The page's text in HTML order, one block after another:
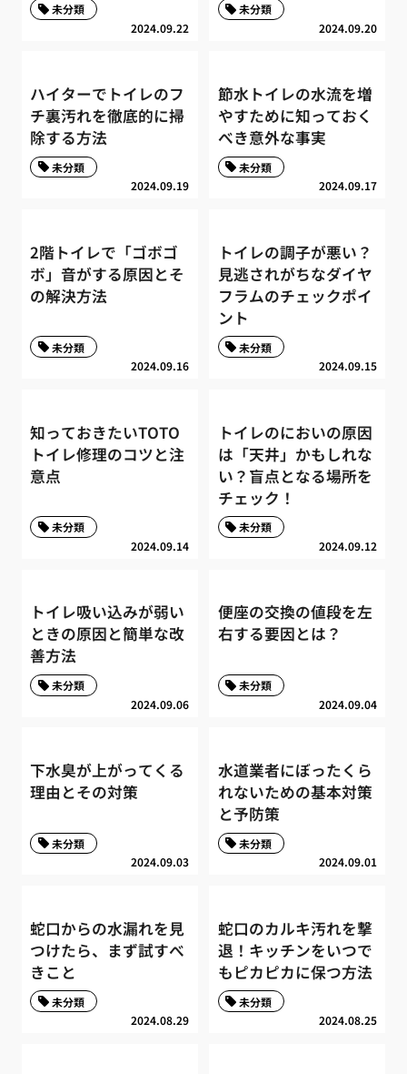
2024.09.22
未分類
2024.09.20
未分類
ハイターでトイレのフ
チ裏汚れを徹底的に掃
除する方法
2024.09.19
未分類
節水トイレの水流を増
やすために知っておく
べき意外な事実
2024.09.17
未分類
2階トイレで「ゴボゴ
ボ」音がする原因とそ
の解決方法
2024.09.16
未分類
トイレの調子が悪い？
見逃されがちなダイヤ
フラムのチェックポイ
ント
2024.09.15
未分類
知っておきたいTOTO
トイレ修理のコツと注
意点
2024.09.14
未分類
トイレのにおいの原因
は「天井」かもしれな
い？盲点となる場所を
チェック！
2024.09.12
未分類
トイレ吸い込みが弱い
ときの原因と簡単な改
善方法
2024.09.06
未分類
便座の交換の値段を左
右する要因とは？
2024.09.04
未分類
下水臭が上がってくる
理由とその対策
2024.09.03
未分類
水道業者にぼったくら
れないための基本対策
と予防策
2024.09.01
未分類
蛇口からの水漏れを見
つけたら、まず試すべ
きこと
2024.08.29
未分類
蛇口のカルキ汚れを撃
退！キッチンをいつで
もピカピカに保つ方法
2024.08.25
未分類